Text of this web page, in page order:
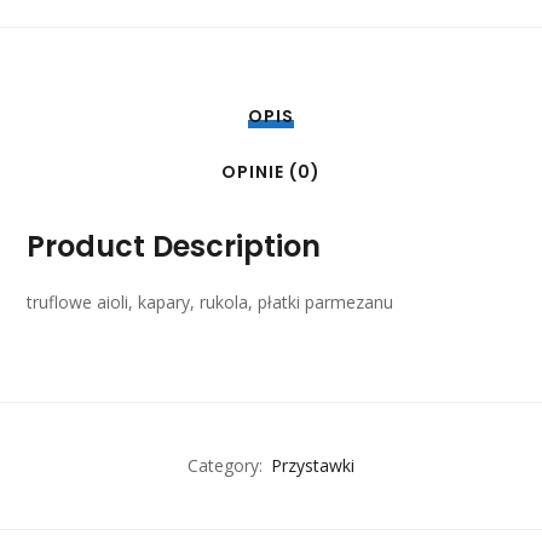
OPIS
OPINIE (0)
Product Description
truflowe aioli, kapary, rukola, płatki parmezanu
Category: Przystawki